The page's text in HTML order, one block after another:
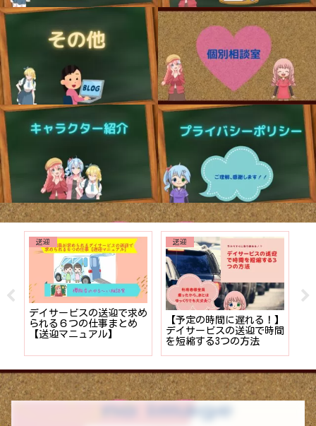
送迎
デイサービスの送迎で求め
られる６つの仕事まとめ
【送迎マニュアル】
送迎
【予定の時間に遅れる！】
デイサービスの送迎で時間
を短縮する3つの方法